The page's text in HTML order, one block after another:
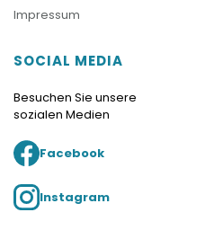
Impressum
SOCIAL MEDIA
Besuchen Sie unsere
sozialen Medien
Facebook
Instagram